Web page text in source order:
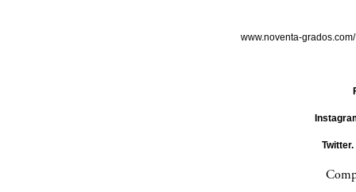
www.noventa-
Twitter.